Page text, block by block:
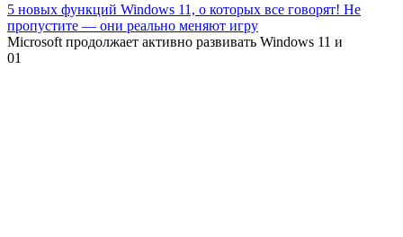
5 новых функций Windows 11, о которых все говорят! Не
пропустите — они реально меняют игру
Microsoft продолжает активно развивать Windows 11 и
01